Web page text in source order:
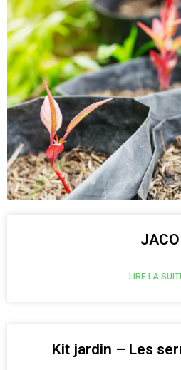
JACO
LIRE LA
Kit jardin – Les